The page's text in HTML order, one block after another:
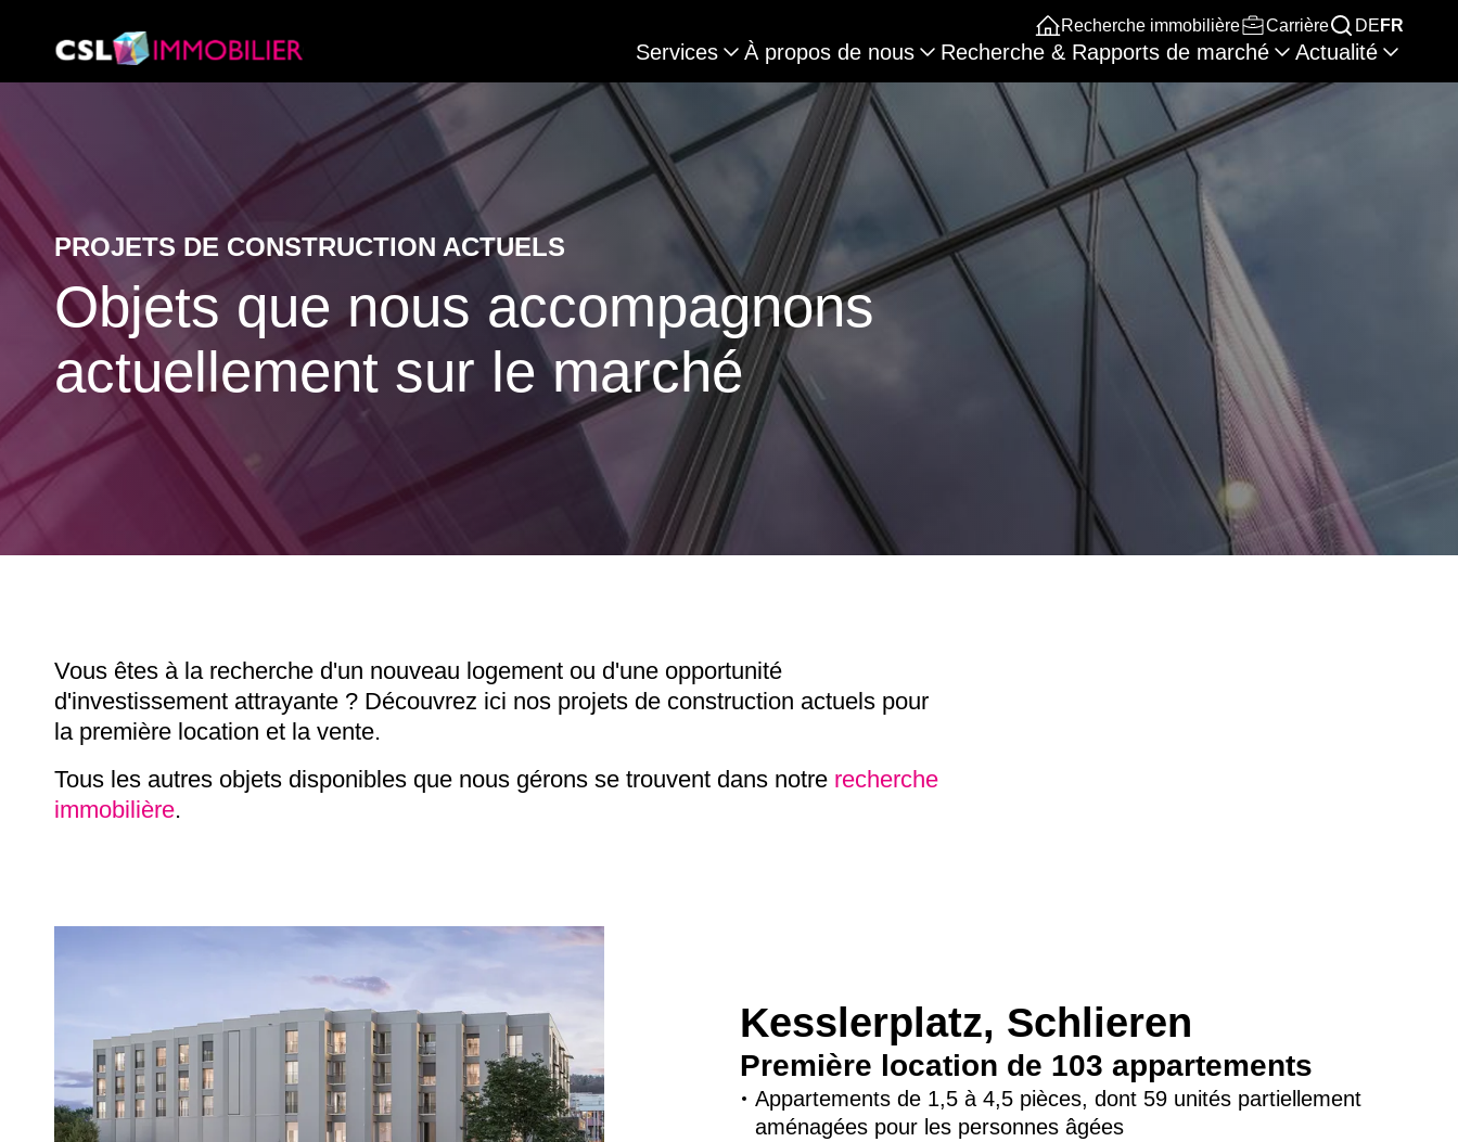
Recherche immobilière Carrière DE FR
Services À propos de nous Recherche & Rapports de marché Actualité
PROJETS DE CONSTRUCTION ACTUELS
Objets que nous accompagnons
actuellement sur le marché
Vous êtes à la recherche d'un nouveau logement ou d'une opportunité
d'investissement attrayante ? Découvrez ici nos projets de construction actuels pour
la première location et la vente.
Tous les autres objets disponibles que nous gérons se trouvent dans notre recherche
immobilière.
Kesslerplatz, Schlieren
Première location de 103 appartements
Appartements de 1,5 à 4,5 pièces, dont 59 unités partiellement
aménagées pour les personnes âgées